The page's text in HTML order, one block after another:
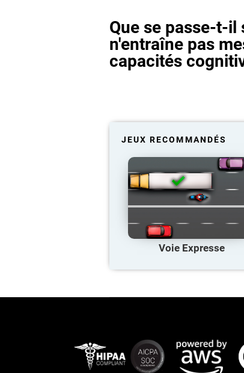
Que se passe-t-il
n'entraîne pas
capacités
JEUX RECOMMANDÉS
Voie Expresse